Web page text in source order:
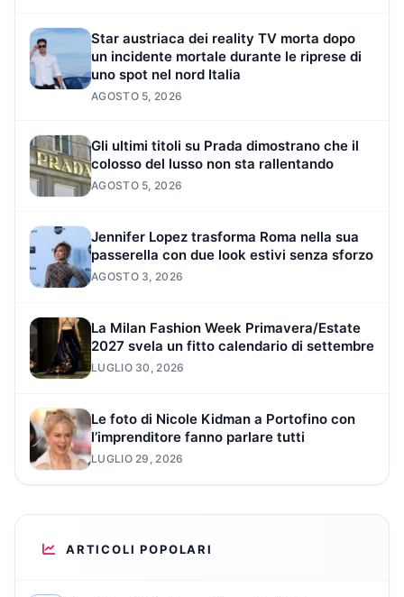
Star austriaca dei reality TV morta dopo
un incidente mortale durante le riprese di
uno spot nel nord Italia
AGOSTO 5, 2026
Gli ultimi titoli su Prada dimostrano che il
colosso del lusso non sta rallentando
AGOSTO 5, 2026
Jennifer Lopez trasforma Roma nella sua
passerella con due look estivi senza sforzo
AGOSTO 3, 2026
La Milan Fashion Week Primavera/Estate
2027 svela un fitto calendario di settembre
LUGLIO 30, 2026
Le foto di Nicole Kidman a Portofino con
l’imprenditore fanno parlare tutti
LUGLIO 29, 2026
ARTICOLI POPOLARI